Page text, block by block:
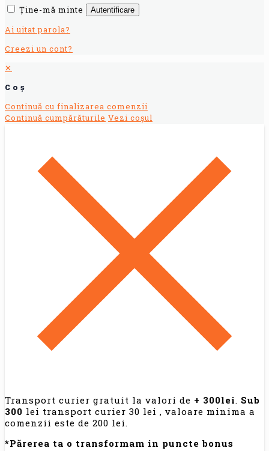
Ține-mă minte
Autentificare
Ai uitat parola?
Creezi un cont?
✕
Coș
Continuă cu finalizarea comenzii
Continuă cumpărăturile Vezi coșul
Transport curier gratuit la valori de + 300lei. Sub
300 lei transport curier 30 lei , valoare minima a
comenzii este de 200 lei.
*Părerea ta o transformam in puncte bonus